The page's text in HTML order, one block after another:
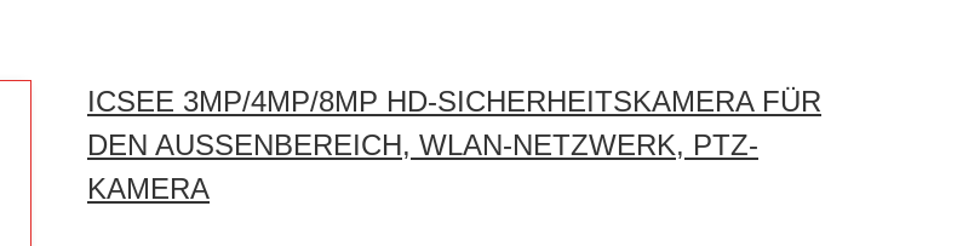
ICSEE 3MP/4MP/8MP HD-SICHERHEITSKAMERA FÜR
DEN AUSSENBEREICH, WLAN-NETZWERK, PTZ-K
AMERA